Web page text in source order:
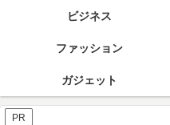
ビジネス
ファッション
ガジェット
PR